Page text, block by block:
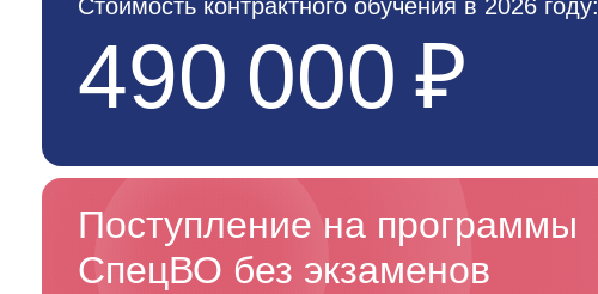
Стоимость контрактного обучения в 2026 году:
490 000 ₽
Поступление на программы
СпецВО без экзаменов